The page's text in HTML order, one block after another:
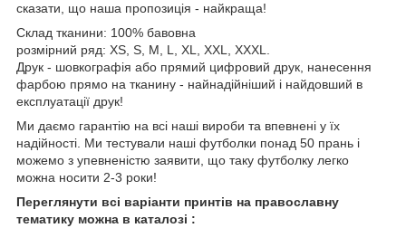
сказати, що наша пропозиція - найкраща!
Склад тканини: 100% бавовна
розмірний ряд: XS, S, M, L, XL, XXL, XXXL.
Друк - шовкографія або прямий цифровий друк, нанесення
фарбою прямо на тканину - найнадійніший і найдовший в
експлуатації друк!
Ми даємо гарантію на всі наші вироби та впевнені у їх
надійності. Ми тестували наші футболки понад 50 прань і
можемо з упевненістю заявити, що таку футболку легко
можна носити 2-3 роки!
Переглянути всі варіанти принтів на православну
тематику можна в каталозі :